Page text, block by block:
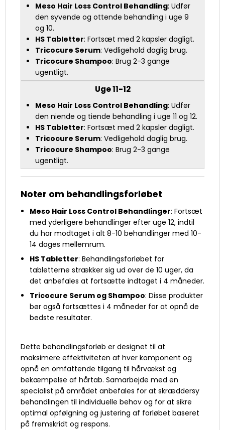
Meso Hair Loss Control Behandling: Udfør
den syvende og ottende behandling i uge 9
og 10.
HS Tabletter: Fortsæt med 2 kapsler dagligt.
Tricocure Serum: Vedligehold daglig brug.
Tricocure Shampoo: Brug 2-3 gange
ugentligt.
Uge 11-12
Meso Hair Loss Control Behandling: Udfør
den niende og tiende behandling i uge 11 og 12.
HS Tabletter: Fortsæt med 2 kapsler dagligt.
Tricocure Serum: Vedligehold daglig brug.
Tricocure Shampoo: Brug 2-3 gange
ugentligt.
Noter om behandlingsforløbet
Meso Hair Loss Control Behandlinger: Fortsæt
med yderligere behandlinger efter uge 12, indtil
du har modtaget i alt 8-10 behandlinger med 10-
14 dages mellemrum.
HS Tabletter: Behandlingsforløbet for
tabletterne strækker sig ud over de 10 uger, da
det anbefales at fortsætte indtaget i 4 måneder.
Tricocure Serum og Shampoo: Disse produkter
bør også fortsættes i 4 måneder for at opnå de
bedste resultater.
Dette behandlingsforløb er designet til at
maksimere effektiviteten af hver komponent og
opnå en omfattende tilgang til hårvækst og
bekæmpelse af hårtab. Samarbejde med en
specialist på området anbefales for at skræddersy
behandlingen til individuelle behov og for at sikre
optimal opfølgning og justering af forløbet baseret
på fremskridt og respons.